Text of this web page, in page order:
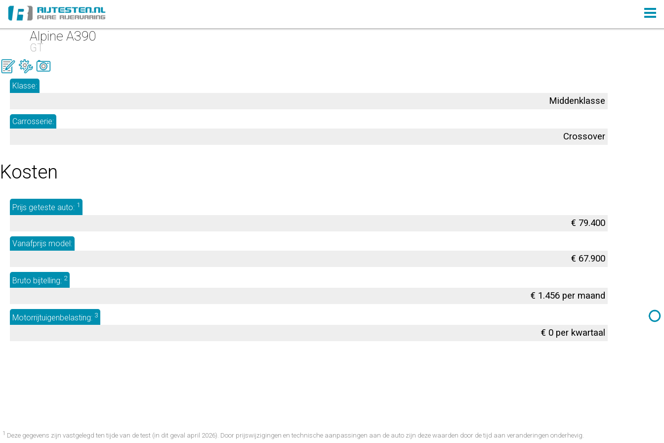
Alpine A390
GT
Klasse:
Middenklasse
Carrosserie:
Crossover
Kosten
Prijs geteste auto: 1
€ 79.400
Vanafprijs model:
€ 67.900
Bruto bijtelling: 2
€ 1.456 per maand
Motorrijtuigenbelasting: 3
€ 0 per kwartaal
1 Deze gegevens zijn vastgelegd ten tijde van de test (in dit geval april 2026). Door prijswijzigingen en technische aanpassingen aan de auto zijn deze waarden door de tijd aan veranderingen onderhevig.